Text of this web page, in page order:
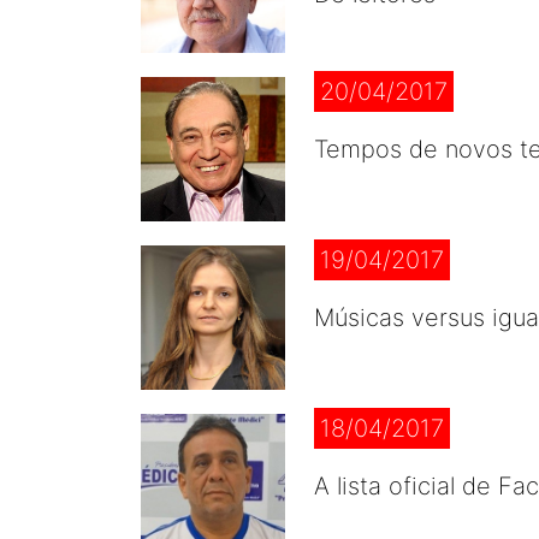
20/04/2017
Tempos de novos
19/04/2017
Músicas versus
18/04/2017
A lista oficial de